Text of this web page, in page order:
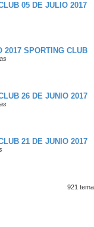
05 DE JULIO 2017
2017 SPORTING CLUB
26 DE JUNIO 2017
21 DE JUNIO 2017
921